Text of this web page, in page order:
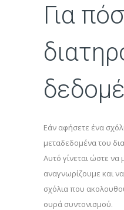
Για
Εάν αφήσετε ένα
μεταδεδομένα του
Αυτό γίνεται ώστε
αναγνωρίζουμε και
σχόλια που
ουρά συντονισμού.